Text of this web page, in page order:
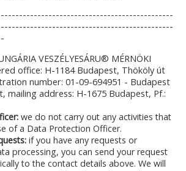
VESZÉLYESÁRU® MÉRNÖKI
office: H-1184 Budapest, Thököly út
number: 01-09-694951 - Budapest
mailing address: H-1675 Budapest, Pf.:
we do not carry out any activities that
of a Data Protection Officer.
if you have any requests or
processing, you can send your request
to the contact details above. We will